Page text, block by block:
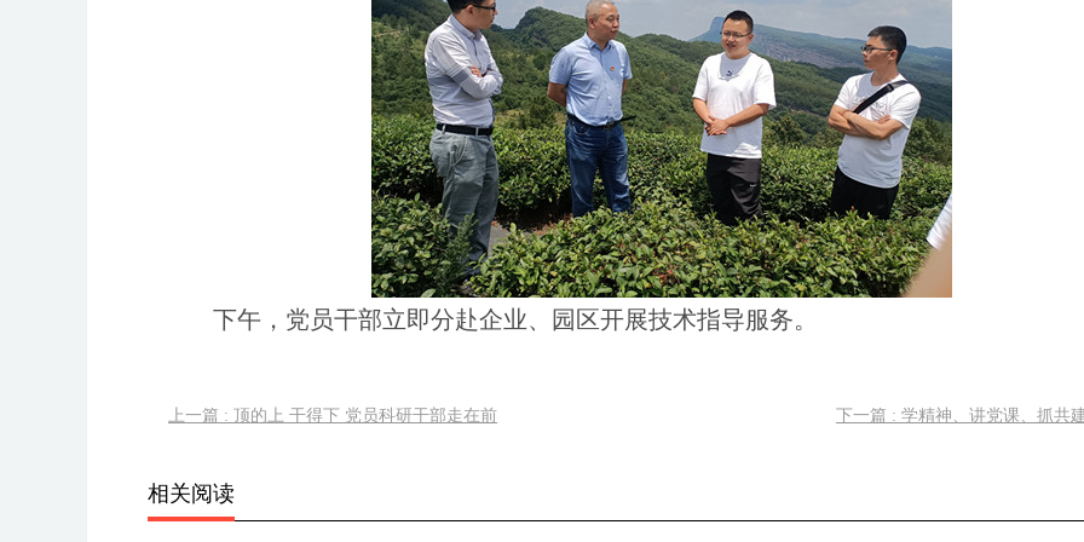
下午，党员干部立即分赴企业、园区开展技术指导服务。
上一篇 : 顶的上 干得下 党员科研干部走在前 下一篇 : 学精神、讲党课、抓共
相关阅读